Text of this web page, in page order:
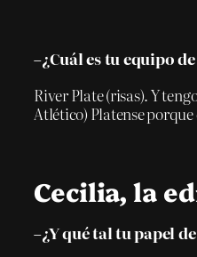
–¿Cuál es tu equipo
River Plate (risas). Y
Atlético) Platense porque
Cecilia, la
–¿Y qué tal tu papel